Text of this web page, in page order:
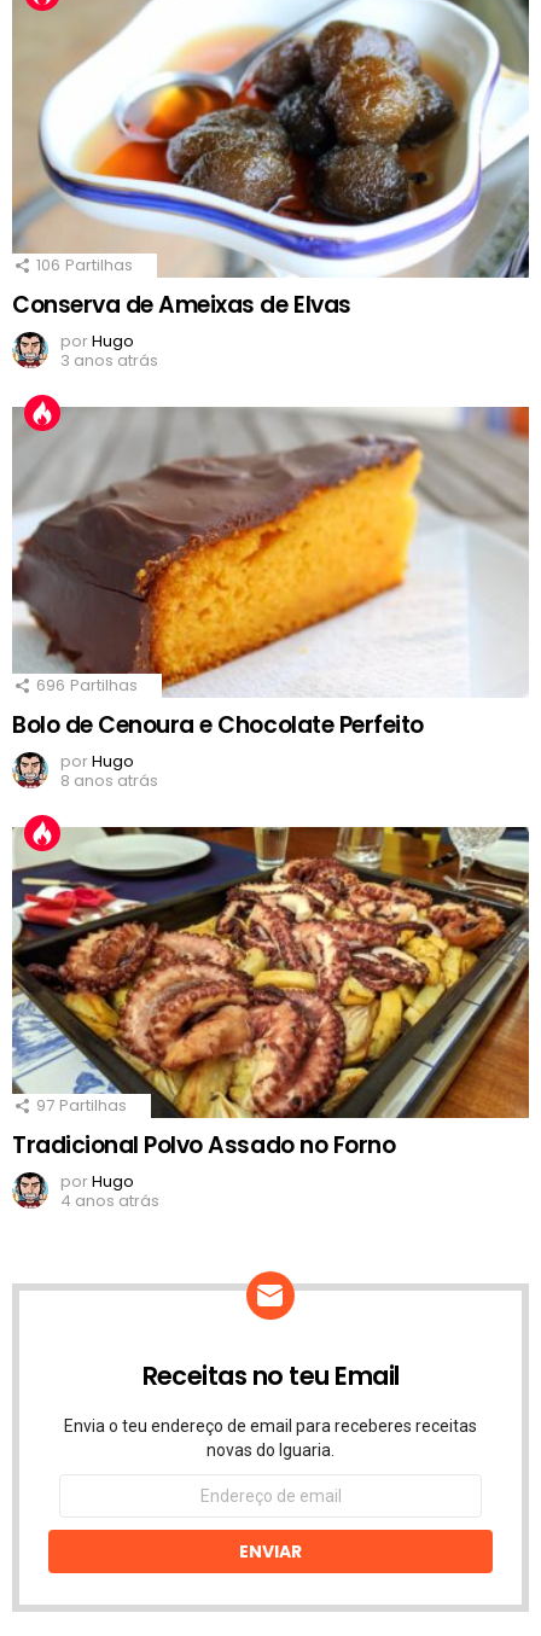
106 Partilhas
Conserva de Ameixas de Elvas
porHugo
3 anos atrás
696 Partilhas
Bolo de Cenoura e Chocolate Perfeito
porHugo
8 anos atrás
97 Partilhas
Tradicional Polvo Assado no Forno
porHugo
4 anos atrás
Receitas no teu Email
Envia o teu endereço de email para receberes receitas
novas do Iguaria.
Endereço
email
ENVIAR